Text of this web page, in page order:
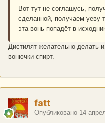
Вот тут не соглашусь,
сделанной, получаем уеву
эта вонь попадёт в
Дистилят желательно делать
вонючки спирт.
fatt
Опубликовано 14